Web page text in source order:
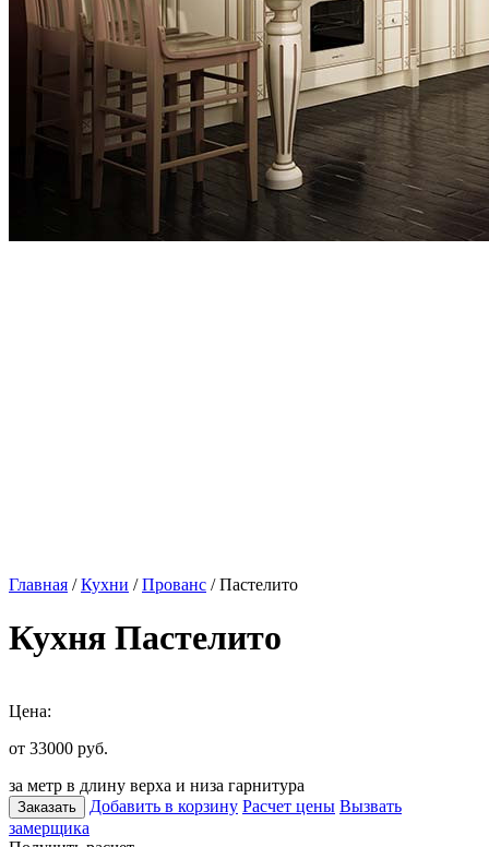
Главная /Кухни /Прованс / Пастелито
Кухня Пастелито
Цена:
от 33000 руб.
за метр в длину верха и низа гарнитура
Заказать Добавить в корзину Расчет цены Вызвать
замерщика